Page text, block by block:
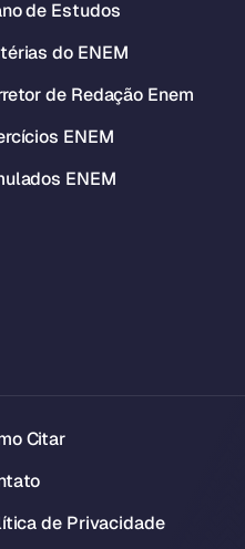
de Estudos
do ENEM
de Redação Enem
ENEM
ENEM
Citar
de Privacidade